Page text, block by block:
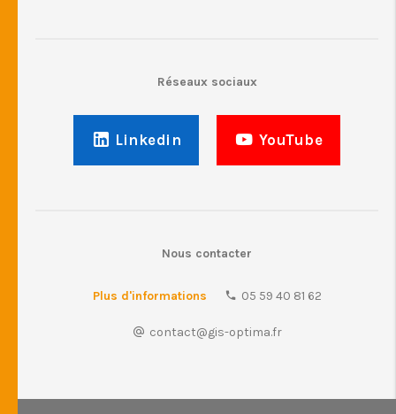
Réseaux sociaux
Linkedin YouTube
Nous contacter
Plus d'informations 05 59 40 81 62
contact@gis-optima.fr